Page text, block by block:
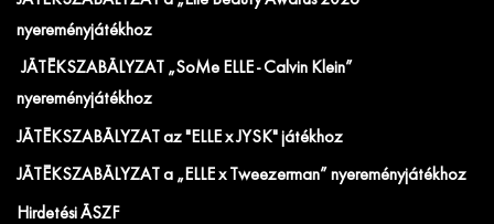
nyereményjátékhoz
JÁTÉKSZABÁLYZAT „SoMe ELLE - Calvin Klein”
nyereményjátékhoz
JÁTÉKSZABÁLYZAT az "ELLE x JYSK" játékhoz
JÁTÉKSZABÁLYZAT a „ELLE x Tweezerman” nyereményjátékhoz
Hirdetési ÁSZF